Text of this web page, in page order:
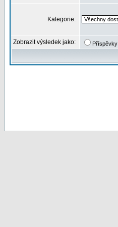
Kategorie:
Zobrazit výsledek jako: Příspěvky